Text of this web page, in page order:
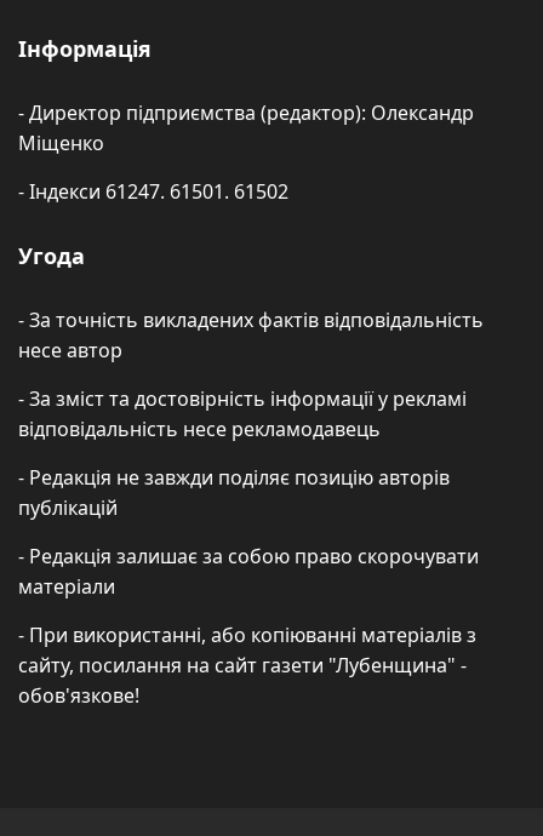
Інформація
- Директор підприємства (редактор): Олександр
Міщенко
- Індекси 61247. 61501. 61502
Угода
- За точність викладених фактів відповідальність
несе автор
- За зміст та достовірність інформації у рекламі
відповідальність несе рекламодавець
- Редакція не завжди поділяє позицію авторів
публікацій
- Редакція залишає за собою право скорочувати
матеріали
- При використанні, або копіюванні матеріалів з
сайту, посилання на сайт газети "Лубенщина" -
обов'язкове!